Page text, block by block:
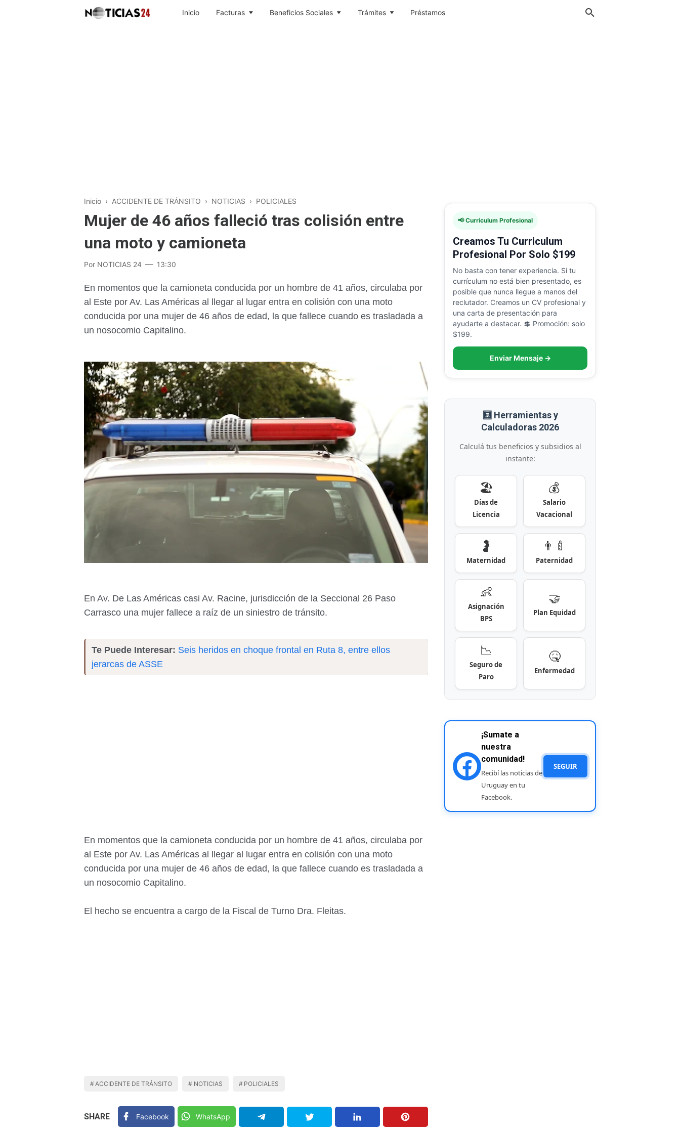
Inicio Facturas Beneficios Sociales Trámites Préstamos
Inicio › ACCIDENTE DE TRÁNSITO › NOTICIAS › POLICIALES
Mujer de 46 años falleció tras colisión entre
una moto y camioneta
Por NOTICIAS 24 13:30
En momentos que la camioneta conducida por un hombre de 41 años, circulaba por
al Este por Av. Las Américas al llegar al lugar entra en colisión con una moto
conducida por una mujer de 46 años de edad, la que fallece cuando es trasladada a
un nosocomio Capitalino.
En Av. De Las Américas casi Av. Racine, jurisdicción de la Seccional 26 Paso
Carrasco una mujer fallece a raíz de un siniestro de tránsito.
Te Puede Interesar: Seis heridos en choque frontal en Ruta 8, entre ellos
jerarcas de ASSE
En momentos que la camioneta conducida por un hombre de 41 años, circulaba por
al Este por Av. Las Américas al llegar al lugar entra en colisión con una moto
conducida por una mujer de 46 años de edad, la que fallece cuando es trasladada a
un nosocomio Capitalino.
El hecho se encuentra a cargo de la Fiscal de Turno Dra. Fleitas.
ACCIDENTE DE TRÁNSITO NOTICIAS POLICIALES
SHARE Facebook WhatsApp
📢 Curriculum Profesional
Creamos Tu Curriculum
Profesional Por Solo $199
No basta con tener experiencia. Si tu
currículum no está bien presentado, es
posible que nunca llegue a manos del
reclutador. Creamos un CV profesional y
una carta de presentación para
ayudarte a destacar. 💲 Promoción: solo
$199.
Enviar Mensaje →
🧮 Herramientas y
Calculadoras 2026
Calculá tus beneficios y subsidios al
instante:
🏖️
Días de
Licencia
💰
Salario
Vacacional
🤰
Maternidad
👨‍🍼
Paternidad
👶
Asignación
BPS
🤝
Plan Equidad
📉
Seguro de
Paro
🤒
Enfermedad
¡Sumate a
nuestra
comunidad!
Recibí las noticias de
Uruguay en tu
Facebook.
SEGUIR